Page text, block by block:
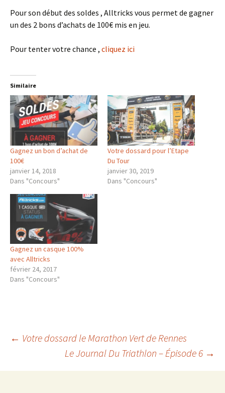
Pour son début des soldes , Alltricks vous permet de gagner
un des 2 bons d’achats de 100€ mis en jeu.
Pour tenter votre chance , cliquez ici
Similaire
Gagnez un bon d’achat de
100€
janvier 14, 2018
Dans "Concours"
Votre dossard pour l’Etape
Du Tour
janvier 30, 2019
Dans "Concours"
Gagnez un casque 100%
avec Alltricks
février 24, 2017
Dans "Concours"
Navigation
des
← Votre dossard le Marathon Vert de Rennes
Le Journal Du Triathlon – Épisode 6 →